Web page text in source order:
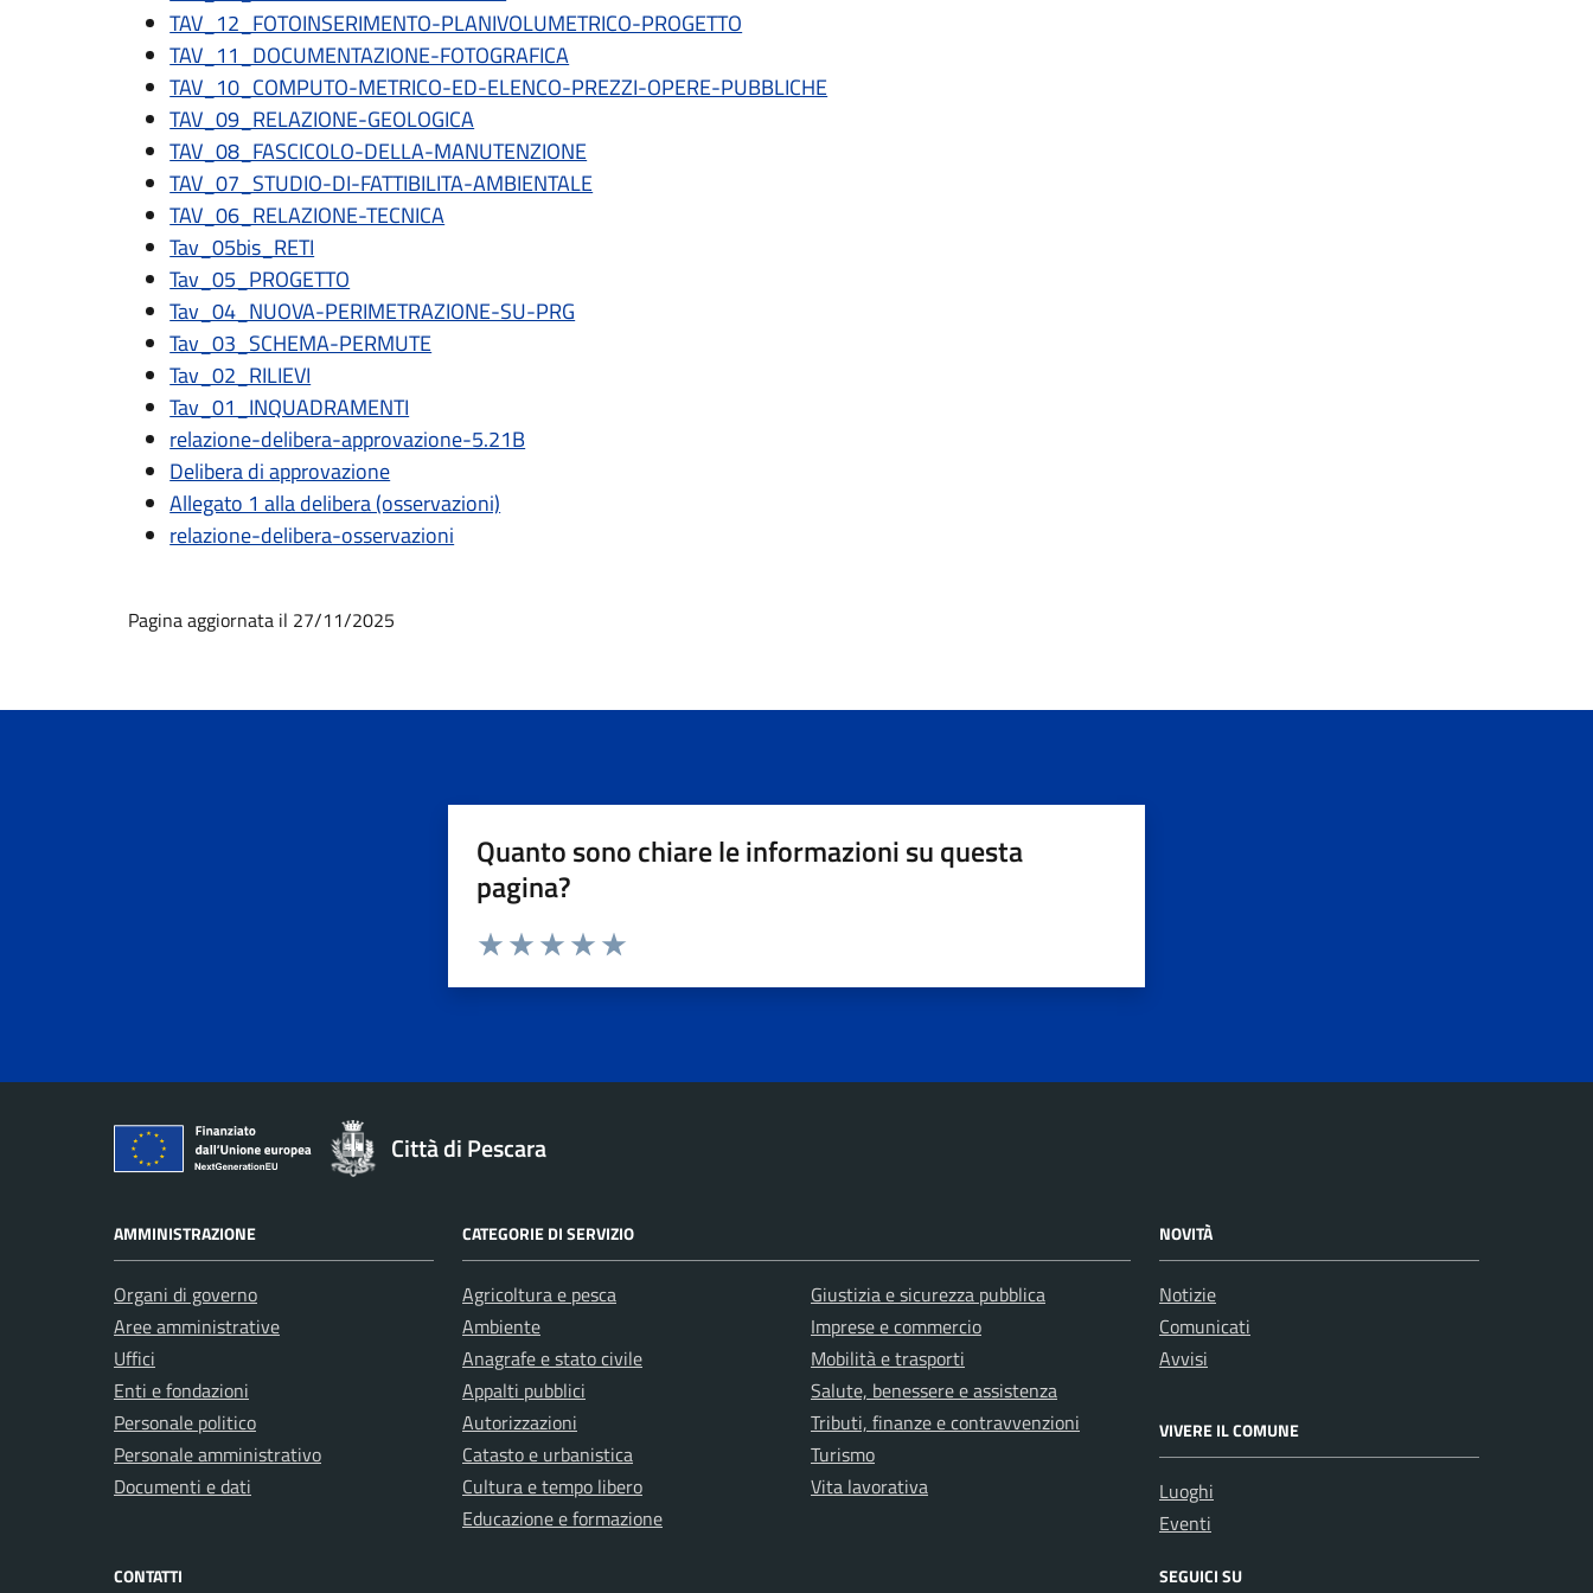
TAV_12_FOTOINSERIMENTO-PLANIVOLUMETRICO-PROGETTO
TAV_11_DOCUMENTAZIONE-FOTOGRAFICA
TAV_10_COMPUTO-METRICO-ED-ELENCO-PREZZI-OPERE-PUBBLICHE
TAV_09_RELAZIONE-GEOLOGICA
TAV_08_FASCICOLO-DELLA-MANUTENZIONE
TAV_07_STUDIO-DI-FATTIBILITA-AMBIENTALE
TAV_06_RELAZIONE-TECNICA
Tav_05bis_RETI
Tav_05_PROGETTO
Tav_04_NUOVA-PERIMETRAZIONE-SU-PRG
Tav_03_SCHEMA-PERMUTE
Tav_02_RILIEVI
Tav_01_INQUADRAMENTI
relazione-delibera-approvazione-5.21B
Delibera di approvazione
Allegato 1 alla delibera (osservazioni)
relazione-delibera-osservazioni
Pagina aggiornata il 27/11/2025
Quanto sono chiare le informazioni su questa
pagina?
Città di Pescara
AMMINISTRAZIONE
Organi di governo
Aree amministrative
Uffici
Enti e fondazioni
Personale politico
Personale amministrativo
Documenti e dati
CATEGORIE DI SERVIZIO
Agricoltura e pesca
Ambiente
Anagrafe e stato civile
Appalti pubblici
Autorizzazioni
Catasto e urbanistica
Cultura e tempo libero
Educazione e formazione
Giustizia e sicurezza pubblica
Imprese e commercio
Mobilità e trasporti
Salute, benessere e assistenza
Tributi, finanze e contravvenzioni
Turismo
Vita lavorativa
NOVITÀ
Notizie
Comunicati
Avvisi
VIVERE IL COMUNE
Luoghi
Eventi
CONTATTI SEGUICI SU